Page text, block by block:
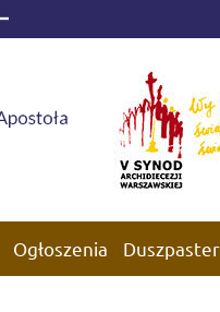
Ogłoszenia